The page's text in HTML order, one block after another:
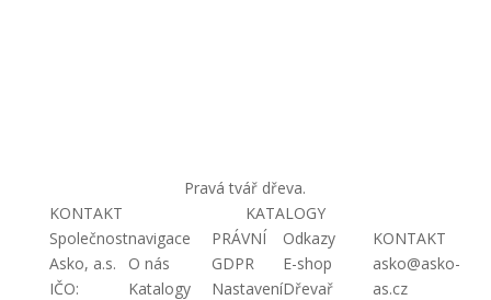
Pravá tvář dřeva.
KONTAKT
KATALOGY
Společnost
Asko, a.s.
IČO:
navigace
O nás
Katalogy
PRÁVNÍ
GDPR
Nastavení
Odkazy
E-shop
Dřevař
KONTAKT
asko@asko-
as.cz